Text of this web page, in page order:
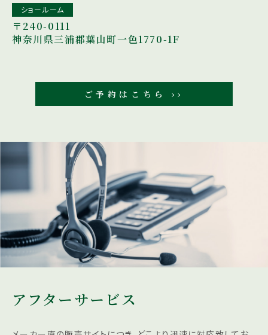
ショールーム
〒240-0111
神奈川県三浦郡葉山町一色1770-1F
ご予約はこちら ››
アフターサービス